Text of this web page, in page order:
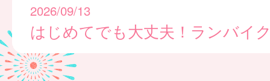
2026/09/13
はじめてでも大丈夫！ランバイ